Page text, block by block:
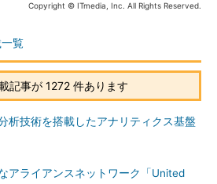
Copyright © ITmedia, Inc. All Rights Reserved.
覧
記事が 1272 件あります
析技術を搭載したアナリティクス基盤
アライアンスネットワーク「United